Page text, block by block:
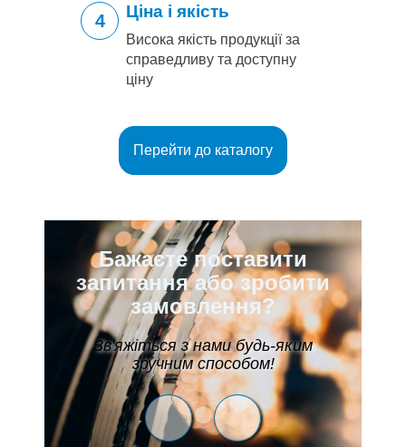
4 Ціна і якість
Висока якість продукції за
справедливу та доступну
ціну
Перейти до каталогу
Бажаєте поставити
запитання або зробити
замовлення?
Зв'яжіться з нами будь-яким
зручним способом!